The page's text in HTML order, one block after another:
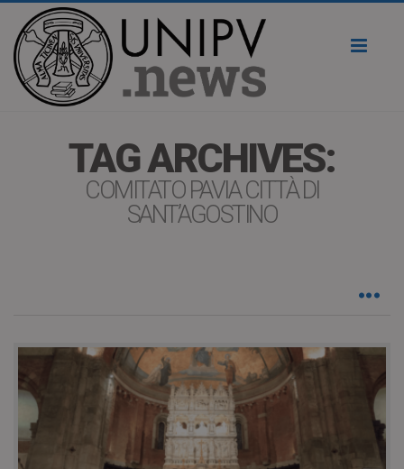
TAG ARCHIVES:
COMITATO PAVIA CITTÀ DI
SANT’AGOSTINO